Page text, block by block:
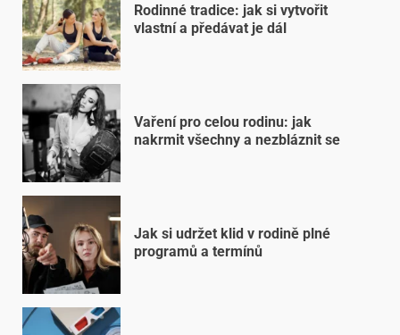
Rodinné tradice: jak si vytvořit
vlastní a předávat je dál
Vaření pro celou rodinu: jak
nakrmit všechny a nezbláznit se
Jak si udržet klid v rodině plné
programů a termínů